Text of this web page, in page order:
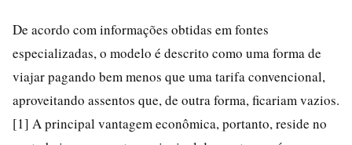
De acordo com informações obtidas em fontes
especializadas, o modelo é descrito como uma forma de
viajar pagando bem menos que uma tarifa convencional,
aproveitando assentos que, de outra forma, ficariam vazios.
[1] A principal vantagem econômica, portanto, reside no